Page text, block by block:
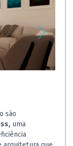
são
uma